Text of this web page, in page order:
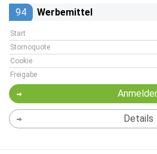
94 Werbemittel
Start
Stornoquote
Cookie
Freigabe
Details